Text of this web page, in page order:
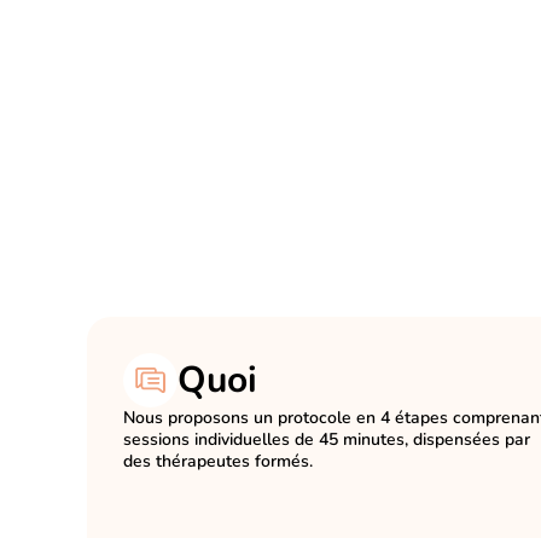
Quoi
Nous proposons un protocole en 4 étapes
sessions individuelles de 45 minutes, dispensées par
des thérapeutes formés.